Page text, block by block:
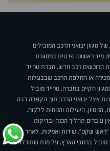
מגוון יבואני הרכב המובילים
מיד ראשונה פרטית במסגרת
הרוכשים רכב חדש. חברת טרייד
במכירה או החלפת הרכב שבבעלות
הקיים בחברה. טרייד מוביל
אצל יבואני הרכב תוך הקפדה רבה
הניסיון, היעילות והנוחות ללקוח.
עוברים תהליך הכנה ובדיקות
"ראש שקט", שירות ואמינות. לאחר
מוביל ברחבי הארץ, על מנת שתוכלו